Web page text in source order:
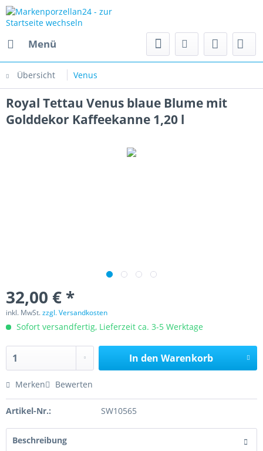
Menü
Übersicht Venus
Royal Tettau Venus blaue Blume mit
Golddekor Kaffeekanne 1,20 l
32,00 € *
inkl. MwSt.zzgl. Versandkosten
Sofort versandfertig, Lieferzeit ca. 3-5 Werktage
In den Warenkorb
Merken Bewerten
Artikel-Nr.: SW10565
Beschreibung